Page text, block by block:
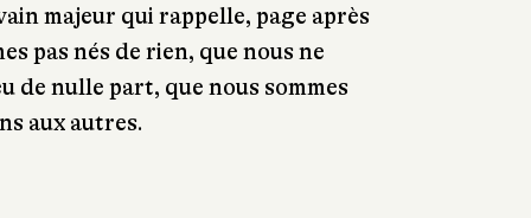
majeur qui rappelle, page après
pas nés de rien, que nous ne
de nulle part, que nous sommes
aux autres.